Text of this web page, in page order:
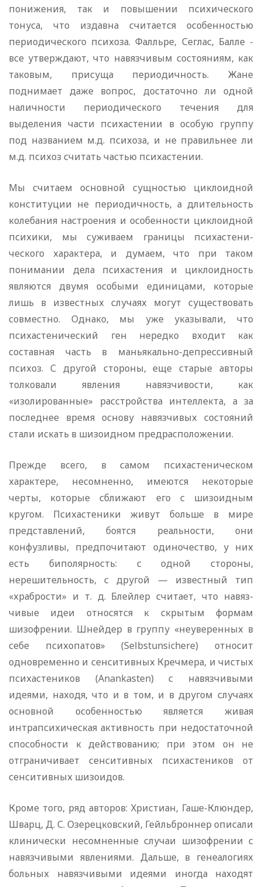
понижения, так и повышении психического
тонуса, что издавна счи­тается особенностью
периодического психоза. Фалльре, Сеглас, Балле -
все утверждают, что навязчивым состояниям, как
таковым, присуща периодичность. Жане
поднимает даже вопрос, доста­точно ли одной
наличности периодического течения для
выделения части психастении в особую группу
под названием м.д. психоза, и не правильнее ли
м.д. психоз считать частью психастении.
Мы считаем основной сущностью циклоидной
конституции не периодичность, а длительность
колебания настроения и особенности циклоидной
психики, мы суживаем границы психастени­
ческого характера, и думаем, что при таком
понимании дела пси­хастения и циклоидность
являются двумя особыми единицами, которые
лишь в известных случаях могут существовать
совместно. Однако, мы уже указывали, что
психастенический ген нередко входит как
составная часть в маньякально-депрессивный
психоз. С другой стороны, еще старые авторы
толковали явления навязчивости, как
«изолированные» расстройства интеллекта, а за
последнее время основу навязчивых состояний
стали искать в шизоид­ном предрасположении.
Прежде всего, в самом психастеническом
характере, несомненно, имеются некоторые
черты, которые сближают его с шизоидным
кругом. Психастеники живут больше в мире
представлений, боятся реальности, они
конфузливы, предпочитают одиночество, у них
есть биполярность: с одной стороны,
нерешительность, с другой — известный тип
«храбрости» и т. д. Блейлер считает, что навяз­
чивые идеи относятся к скрытым формам
шизофрении. Шнейдер в группу «неуверенных в
себе психопатов» (Selbstunsichere) относит
одновременно и сенситивных Кречмера, и чистых
психастеников (Anankasten) с навязчивыми
идеями, находя, что и в том, и в другом случаях
основной особенностью является живая
интрапсихическая активность при недостаточной
способности к действованию; при этом он не
отграничивает сенситивных психастеников от
сенситивных шизоидов.
Кроме того, ряд авторов: Христиан, Гаше-Клюндер,
Шварц, Д. С. Озерецковский, Гейльброннер описали
клинически несомненные случаи шизофрении с
навязчивыми явлениями. Дальше, в генеалогиях
больных навязчивыми идеями иногда находят